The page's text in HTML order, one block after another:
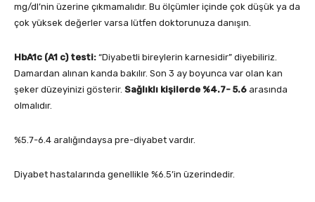
mg/dl’nin üzerine çıkmamalıdır. Bu ölçümler içinde çok düşük ya da
çok yüksek değerler varsa lütfen doktorunuza danışın.
HbA1c (A1 c) testi: “Diyabetli bireylerin karnesidir” diyebiliriz.
Damardan alınan kanda bakılır. Son 3 ay boyunca var olan kan
şeker düzeyinizi gösterir. Sağlıklı kişilerde %4.7- 5.6 arasında
olmalıdır.
%5.7-6.4 aralığındaysa pre-diyabet vardır.
Diyabet hastalarında genellikle %6.5’in üzerindedir.